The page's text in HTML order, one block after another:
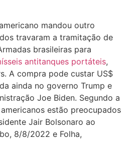
mandou outro
travaram a tramitação de
brasileiras para
antitanques portáteis,
A compra pode custar US$
ainda no governo Trump e
Joe Biden. Segundo a
estão preocupados
Jair Bolsonaro ao
8/8/2022 e Folha,